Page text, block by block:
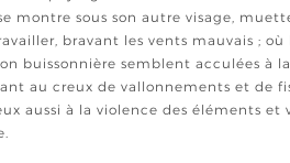
montre sous son autre visage,
bravant les vents mauvais ; où
buissonnière semblent acculées à
au creux de vallonnements et de
aussi à la violence des éléments et